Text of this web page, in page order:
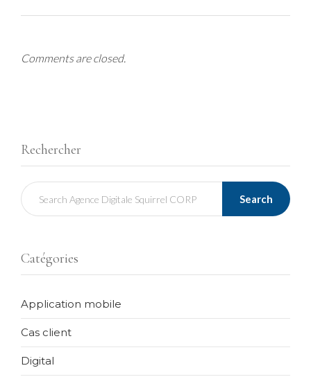
Comments are closed.
Rechercher
Search
Catégories
Application mobile
Cas client
Digital